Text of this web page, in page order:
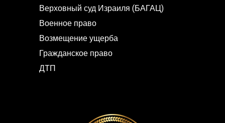
Верховный суд Израиля (БАГАЦ)
Военное право
Возмещение ущерба
Гражданское право
ДТП